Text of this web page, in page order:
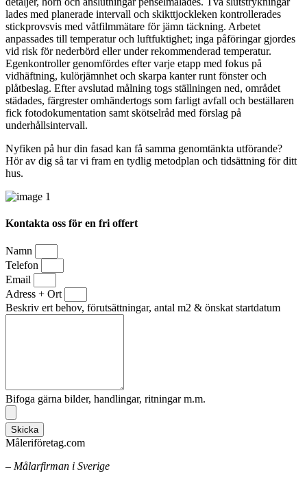
lades med planerade intervall och skikttjockleken kontrollerades
stickprovsvis med våtfilmmätare för jämn täckning. Arbetet
anpassades till temperatur och luftfuktighet; inga påföringar gjordes
vid risk för nederbörd eller under rekommenderad temperatur.
Egenkontroller genomfördes efter varje etapp med fokus på
vidhäftning, kulörjämnhet och skarpa kanter runt fönster och
plåtbeslag. Efter avslutad målning togs ställningen ned, området
städades, färgrester omhändertogs som farligt avfall och beställaren
fick fotodokumentation samt skötselråd med förslag på
underhållsintervall.
Nyfiken på hur din fasad kan få samma genomtänkta utförande?
Hör av dig så tar vi fram en tydlig metodplan och tidsättning för ditt
hus.
Kontakta oss för en fri offert
Namn
Telefon
Email
Adress + Ort
Beskriv ert behov, förutsättningar, antal m2 & önskat startdatum
Bifoga gärna bilder, handlingar, ritningar m.m.
Skicka
Måleriföretag.com
– Målarfirman i Sverige